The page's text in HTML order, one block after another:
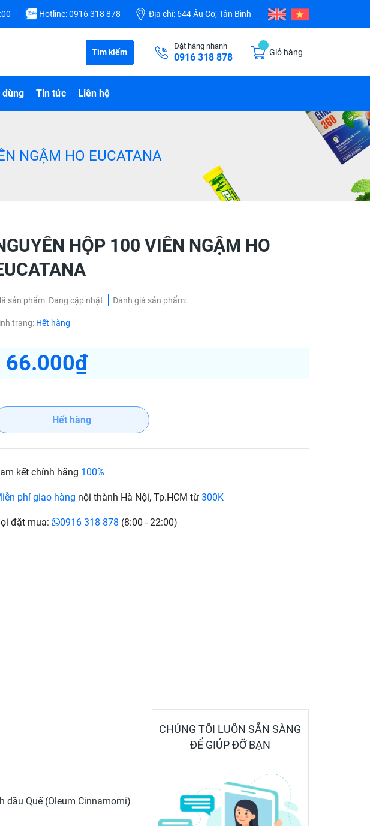
Hotline:0916 318 878 Địa chỉ: 644 Âu Cơ, Tân Bình
Tìm kiếm
Đặt hàng nhanh
0916 318 878 Giỏ hàng
dùng Tin tức Liên hệ
NGẬM HO EUCATANA
HỘP 100 VIÊN NGẬM HO
sản phẩm:Đang cập nhật Đánh giá sản phẩm:
trạng: Hết hàng
66.000₫
Hết hàng
kết chính hãng 100%
phí giao hàng nội thành Hà Nội, Tp.HCM từ 300K
đặt mua: 0916 318 878 (8:00 - 22:00)
Quế (Oleum Cinnamomi)
CHÚNG TÔI LUÔN SẴN SÀNG
ĐỂ GIÚP ĐỠ BẠN